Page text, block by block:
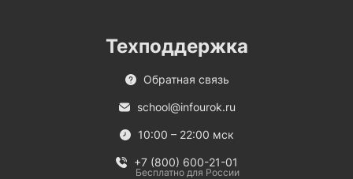
Техподдержка
Обратная связь
school@infourok.ru
10:00 – 22:00 мск
+7 (800) 600-21-01
Бесплатно для России